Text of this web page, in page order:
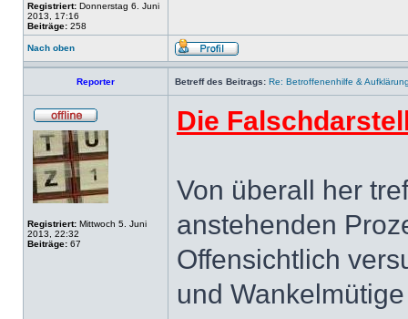
Registriert: Donnerstag 6. Juni
2013, 17:16
Beiträge: 258
Nach oben
Reporter Betreff des Beitrags: Re: Betroffenenhilfe &
Registriert: Mittwoch 5. Juni
2013, 22:32
Beiträge: 67
Die
Von überall her
anstehenden
Offensichtlich
und